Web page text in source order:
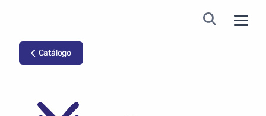
Catálogo